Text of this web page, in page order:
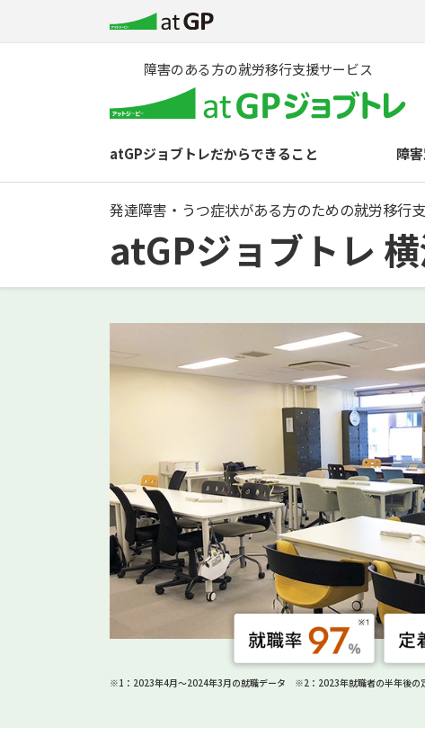
障害のある方の就労移行支援サービス
atGPジョブトレだからできること 障
発達障害・うつ症状がある方のための就労移行
atGPジョブトレ
※1：2023年4月～2024年3月の就職データ ※2：2023年就職者の半年後の